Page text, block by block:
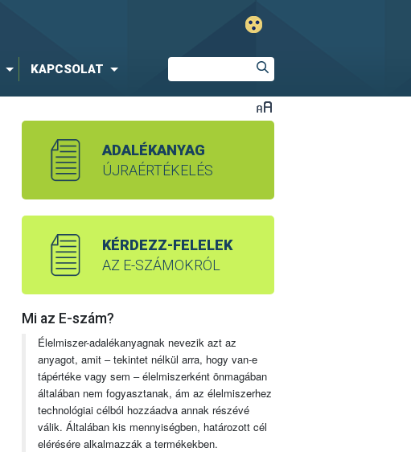
KAPCSOLAT
ADALÉKANYAG
ÚJRAÉRTÉKELÉS
KÉRDEZZ-FELELEK
AZ E-SZÁMOKRÓL
Mi az E-szám?
Élelmiszer-adalékanyagnak nevezik azt az
anyagot, amit – tekintet nélkül arra, hogy van-e
tápértéke vagy sem – élelmiszerként önmagában
általában nem fogyasztanak, ám az élelmiszerhez
technológiai célból hozzáadva annak részévé
válik. Általában kis mennyiségben, határozott cél
elérésére alkalmazzák a termékekben.